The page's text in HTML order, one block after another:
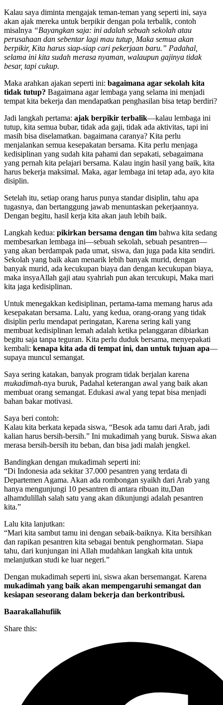
Kalau saya diminta mengajak teman-teman yang seperti ini, saya
akan ajak mereka untuk berpikir dengan pola terbalik, contoh
misalnya “Bayangkan saja: ini adalah sebuah sekolah atau
perusahaan dan sebentar lagi mau tutup, Maka semua akan
berpikir, Kita harus siap-siap cari pekerjaan baru.” Padahal,
selama ini kita sudah merasa nyaman, walaupun gajinya tidak
besar, tapi cukup.
Maka arahkan ajakan seperti ini: bagaimana agar sekolah kita
tidak tutup? Bagaimana agar lembaga yang selama ini menjadi
tempat kita bekerja dan mendapatkan penghasilan bisa tetap berdiri?
Jadi langkah pertama: ajak berpikir terbalik—kalau lembaga ini
tutup, kita semua bubar, tidak ada gaji, tidak ada aktivitas, tapi ini
masih bisa diselamatkan. bagaimana caranya? Kita perlu
menjalankan semua kesepakatan bersama. Kita perlu menjaga
kedisiplinan yang sudah kita pahami dan sepakati, sebagaimana
yang pernah kita pelajari bersama. Kalau ingin hasil yang baik, kita
harus bekerja maksimal. Maka, agar lembaga ini tetap ada, ayo kita
disiplin.
Setelah itu, setiap orang harus punya standar disiplin, tahu apa
tugasnya, dan bertanggung jawab menuntaskan pekerjaannya.
Dengan begitu, hasil kerja kita akan jauh lebih baik.
Langkah kedua: pikirkan bersama dengan tim bahwa kita sedang
membesarkan lembaga ini—sebuah sekolah, sebuah pesantren—
yang akan berdampak pada umat, siswa, dan juga pada kita sendiri.
Sekolah yang baik akan menarik lebih banyak murid, dengan
banyak murid, ada kecukupan biaya dan dengan kecukupan biaya,
maka insyaAllah gaji atau syahriah pun akan tercukupi, Maka mari
kita jaga kedisiplinan.
Untuk menegakkan kedisiplinan, pertama-tama memang harus ada
kesepakatan bersama. Lalu, yang kedua, orang-orang yang tidak
disiplin perlu mendapat peringatan, Karena sering kali yang
membuat kedisiplinan lemah adalah ketika pelanggaran dibiarkan
begitu saja tanpa teguran. Kita perlu duduk bersama, menyepakati
kembali: kenapa kita ada di tempat ini, dan untuk tujuan apa—
supaya muncul semangat.
Saya sering katakan, banyak program tidak berjalan karena
mukadimah-nya buruk, Padahal keterangan awal yang baik akan
membuat orang semangat. Edukasi awal yang tepat bisa menjadi
bahan bakar motivasi.
Saya beri contoh:
Kalau kita berkata kepada siswa, “Besok ada tamu dari Arab, jadi
kalian harus bersih-bersih.” Ini mukadimah yang buruk. Siswa akan
merasa bersih-bersih itu beban, dan bisa jadi malah jengkel.
Bandingkan dengan mukadimah seperti ini:
“Di Indonesia ada sekitar 37.000 pesantren yang terdata di
Departemen Agama. Akan ada rombongan syaikh dari Arab yang
hanya mengunjungi 10 pesantren di antara ribuan itu,Dan
alhamdulillah salah satu yang akan dikunjungi adalah pesantren
kita.”
Lalu kita lanjutkan:
“Mari kita sambut tamu ini dengan sebaik-baiknya. Kita bersihkan
dan rapikan pesantren kita sebagai bentuk penghormatan. Siapa
tahu, dari kunjungan ini Allah mudahkan langkah kita untuk
melanjutkan studi ke luar negeri.”
Dengan mukadimah seperti ini, siswa akan bersemangat. Karena
mukadimah yang baik akan mempengaruhi semangat dan
kesiapan seseorang dalam bekerja dan berkontribusi.
Baarakallahufiik
Share this: